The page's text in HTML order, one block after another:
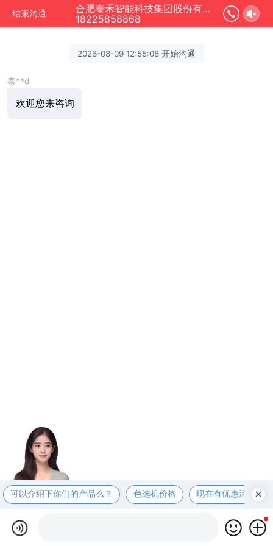
结束沟通
合肥泰禾智能科技集团股份有限公司 正在为您服务
18225858868
2026-08-09 12:55:08 开始沟通
泰**d
欢迎您来咨询
可以介绍下你们的产品么？ 色选机价格 现在有优惠活动么？